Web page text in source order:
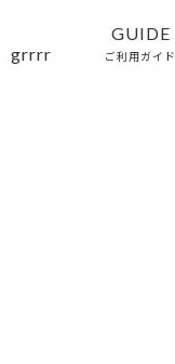
grrrr
GUIDE
ご利用ガイド